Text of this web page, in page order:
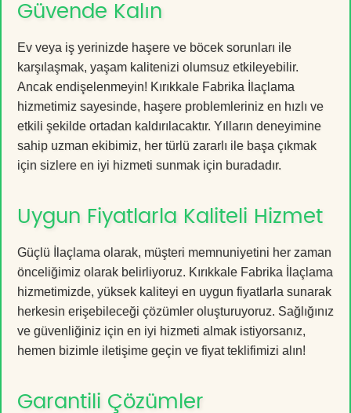
Güvende Kalın
Ev veya iş yerinizde haşere ve böcek sorunları ile
karşılaşmak, yaşam kalitenizi olumsuz etkileyebilir.
Ancak endişelenmeyin! Kırıkkale Fabrika İlaçlama
hizmetimiz sayesinde, haşere problemleriniz en hızlı ve
etkili şekilde ortadan kaldırılacaktır. Yılların deneyimine
sahip uzman ekibimiz, her türlü zararlı ile başa çıkmak
için sizlere en iyi hizmeti sunmak için buradadır.
Uygun Fiyatlarla Kaliteli Hizmet
Güçlü İlaçlama olarak, müşteri memnuniyetini her zaman
önceliğimiz olarak belirliyoruz. Kırıkkale Fabrika İlaçlama
hizmetimizde, yüksek kaliteyi en uygun fiyatlarla sunarak
herkesin erişebileceği çözümler oluşturuyoruz. Sağlığınız
ve güvenliğiniz için en iyi hizmeti almak istiyorsanız,
hemen bizimle iletişime geçin ve fiyat teklifimizi alın!
Garantili Çözümler